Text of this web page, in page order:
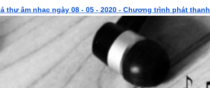
thư âm nhạc ngày 08 - 05 - 2020 - Chương trình phát thanh